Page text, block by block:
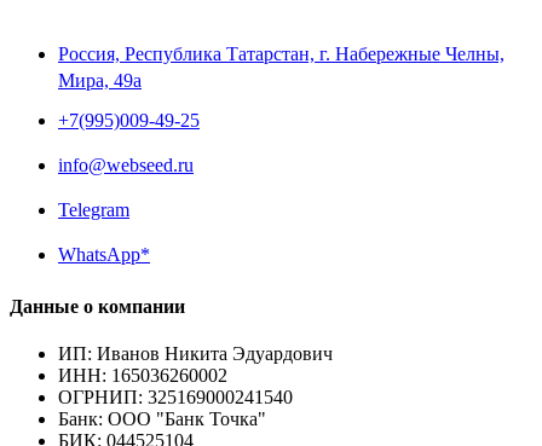
Россия, Республика Татарстан, г. Набережные Челны,
Мира, 49a
+7(995)009-49-25
info@webseed.ru
Telegram
WhatsApp*
Данные о компании
ИП: Иванов Никита Эдуардович
ИНН: 165036260002
ОГРНИП: 325169000241540
Банк: ООО "Банк Точка"
БИК: 044525104